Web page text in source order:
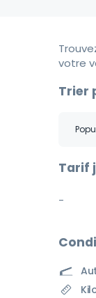
votre
Trier
Tarif
-